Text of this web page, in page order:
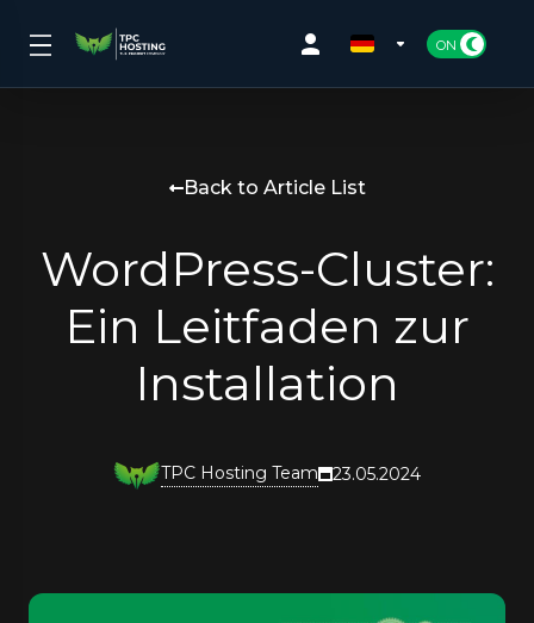
Back to Article List
WordPress-Cluster:
Ein Leitfaden zur
Installation
TPC Hosting Team 23.05.2024